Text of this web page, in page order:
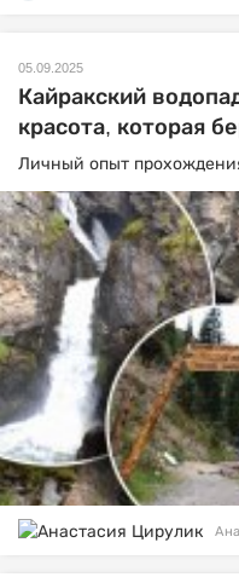
05.09.2025
Кайракский
красота, которая
Личный опыт